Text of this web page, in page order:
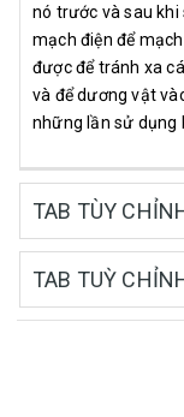
nó trước và sau khi
mạch điện để
được để tránh xa
và để dương vật
những lần sử dụng
TAB TÙY
TAB TUỲ